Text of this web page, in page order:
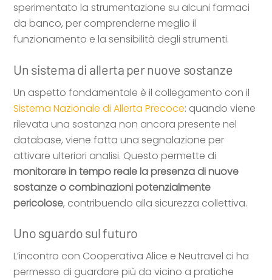
sperimentato la strumentazione su alcuni farmaci
da banco, per comprenderne meglio il
funzionamento e la sensibilità degli strumenti.
Un sistema di allerta per nuove sostanze
Un aspetto fondamentale è il collegamento con il
Sistema Nazionale di Allerta Precoce: quando viene
rilevata una sostanza non ancora presente nel
database, viene fatta una segnalazione per
attivare ulteriori analisi. Questo permette di
monitorare in tempo reale la presenza di nuove
sostanze o combinazioni potenzialmente
pericolose, contribuendo alla sicurezza collettiva.
Uno sguardo sul futuro
L’incontro con Cooperativa Alice e Neutravel ci ha
permesso di guardare più da vicino a pratiche